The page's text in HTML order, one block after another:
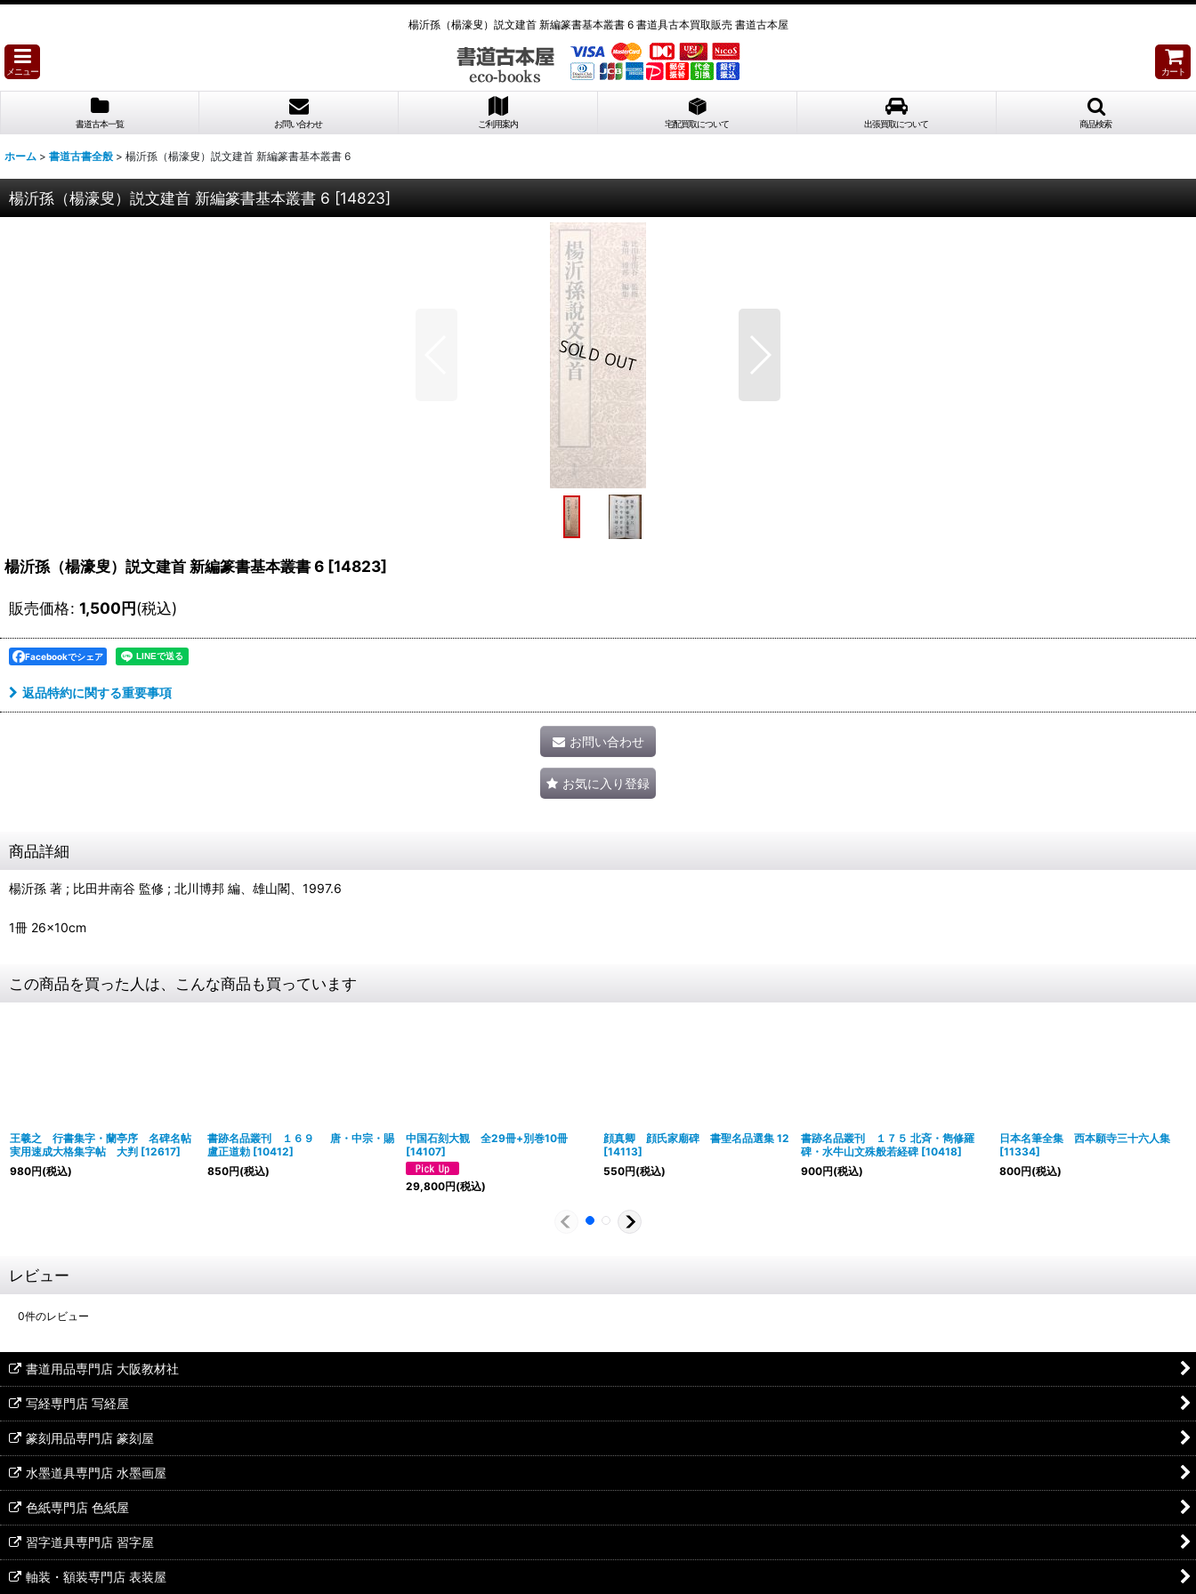
楊沂孫（楊濠叟）説文建首 新編篆書基本叢書 6 書道具古本買取販売 書道古本屋
メニュー カート
書道古本一覧 お問い合わせ ご利用案内 宅配買取について 出張買取について 商品検索
ホーム > 書道古書全般 > 楊沂孫（楊濠叟）説文建首 新編篆書基本叢書 6
楊沂孫（楊濠叟）説文建首 新編篆書基本叢書 6 [14823]
楊沂孫（楊濠叟）説文建首 新編篆書基本叢書 6 [14823]
販売価格: 1,500円(税込)
Facebookでシェア
返品特約に関する重要事項
お問い合わせ
お気に入り登録
商品詳細
楊沂孫 著 ; 比田井南谷 監修 ; 北川博邦 編、雄山閣、1997.6
1冊 26×10cm
この商品を買った人は、こんな商品も買っています
王羲之 行書集字・蘭亭序 名碑名帖
実用速成大格集字帖 大判 [12617]
980円(税込)
書跡名品叢刊 １６９ 唐・中宗・賜
盧正道勅 [10412]
850円(税込)
中国石刻大観 全29冊+別巻10冊
[14107]
29,800円(税込)
顔真卿 顔氏家廟碑 書聖名品選集 12
[14113]
550円(税込)
書跡名品叢刊 １７５ 北斉・雋修羅
碑・水牛山文殊般若経碑 [10418]
900円(税込)
日本名筆全集 西本願寺三十六人集
[11334]
800円(税込)
レビュー
0件のレビュー
書道用品専門店 大阪教材社
写経専門店 写経屋
篆刻用品専門店 篆刻屋
水墨道具専門店 水墨画屋
色紙専門店 色紙屋
習字道具専門店 習字屋
軸装・額装専門店 表装屋